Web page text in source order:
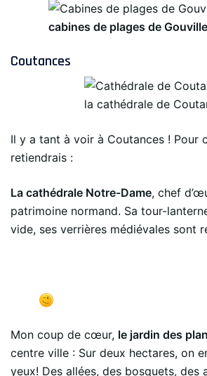
cabines de plages de
Coutances
la cathédrale de
Il y a tant à voir à Coutances ! Pour
retiendrais :
La cathédrale Notre-Dame, chef
patrimoine normand. Sa tour-
vide, ses verrières médiévales sont
Mon coup de cœur, le jardin des
centre ville : Sur deux hectares, on
yeux! Des allées, des bosquets, des